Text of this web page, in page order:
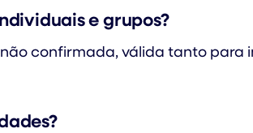
e grupos?
confirmada, válida tanto para